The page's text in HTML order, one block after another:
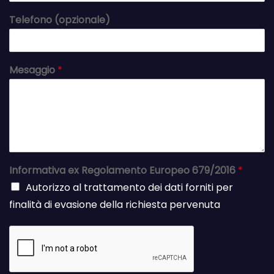
Telefono (opzionale)
Mesaggio *
Informativa ex Regolamento Europeo 679/2016 *
Autorizzo al trattamento dei dati forniti per
finalità di evasione della richiesta pervenuta